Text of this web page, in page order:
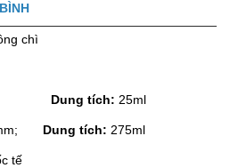
chì
Dung tích: 25ml
Dung tích: 275ml
tế